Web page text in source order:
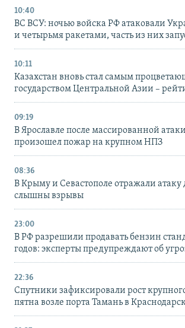
10:40
ВС ВСУ: ночью войска РФ атаковали
и четырьмя ракетами, часть из них
10:11
Казахстан вновь стал самым
государством Центральной Азии –
09:19
В Ярославле после массированной
произошел пожар на крупном НПЗ
08:36
В Крыму и Севастополе отражали атаку
слышны взрывы
23:00
В РФ разрешили продавать бензин
годов: эксперты предупреждают об
22:36
Спутники зафиксировали рост
пятна возле порта Тамань в